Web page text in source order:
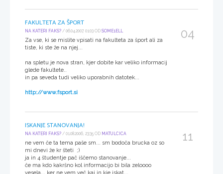
FAKULTETA ZA ŠPORT
NA KATERI FAKS? / 06.04.2007, 01:03 OD SOME1ELL
Za vse, ki se mislite vpisati na fakulteta za šport ali za
tiste, ki ste že na njej...
na spletu je nova stran, kjer dobite kar veliko informacij
glede fakultete..
in pa seveda tudi veliko uporabnih datotek...
http://www.fsport.si
04
ISKANJE STANOVANJA!
NA KATERI FAKS? / 01.08.2006, 23:35 OD MATULCICA
ne vem če ta tema paše sm... sm bodoča brucka oz so
mi dnevi že kr šteti ;)
ja in 4 študentje pač iščemo stanovanje...
če ma kdo kakršno kol informacijo bi bila zeloooo
11